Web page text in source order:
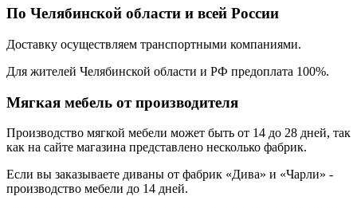
По Челябинской области и всей России
Доставку осуществляем транспортными компаниями.
Для жителей Челябинской области и РФ предоплата 100%.
Мягкая мебель от производителя
Производство мягкой мебели может быть от 14 до 28 дней, так
как на сайте магазина представлено несколько фабрик.
Если вы заказываете диваны от фабрик «Дива» и «Чарли» -
производство мебели до 14 дней.